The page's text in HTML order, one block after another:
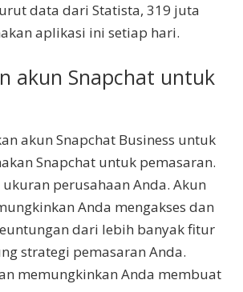
data dari Statista, 319 juta
aplikasi ini setiap hari.
akun Snapchat untuk
akun Snapchat Business untuk
Snapchat untuk pemasaran.
perusahaan Anda. Akun
Anda mengakses dan
dari lebih banyak fitur
strategi pemasaran Anda.
memungkinkan Anda membuat